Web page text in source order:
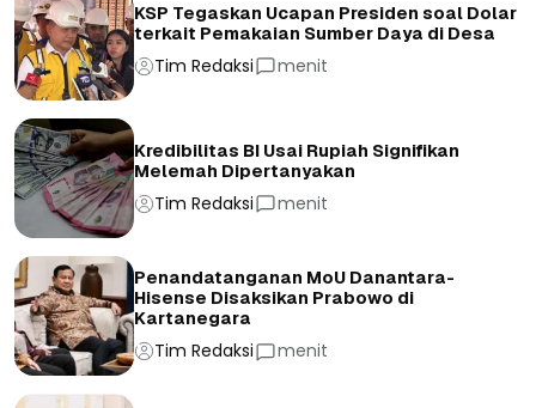
KSP Tegaskan Ucapan Presiden soal Dolar
terkait Pemakaian Sumber Daya di Desa
Tim Redaksi menit
Kredibilitas BI Usai Rupiah Signifikan
Melemah Dipertanyakan
Tim Redaksi menit
Penandatanganan MoU Danantara-
Hisense Disaksikan Prabowo di
Kartanegara
Tim Redaksi menit